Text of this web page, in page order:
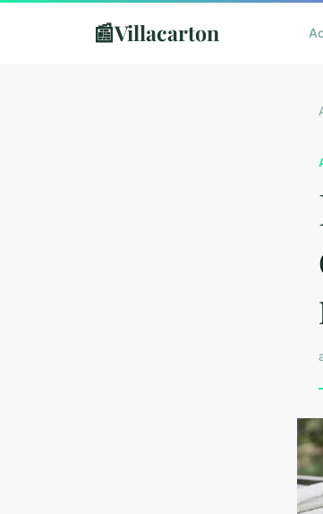
📰Villacarton